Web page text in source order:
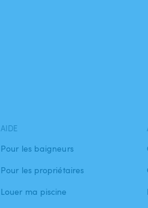
AIDE
Pour les baigneurs
Pour les propriétaires
Louer ma piscine